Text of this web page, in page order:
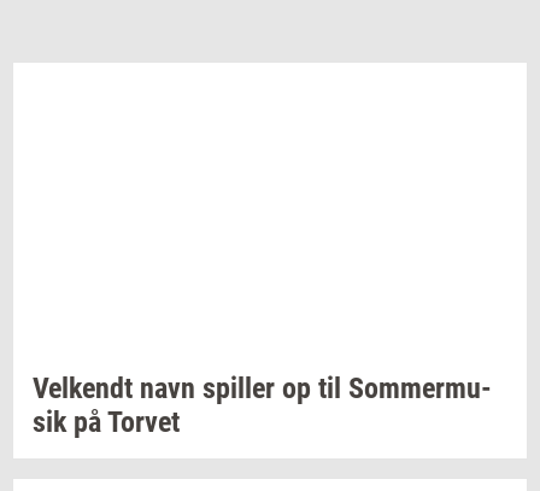
Vel­kendt navn spil­ler op til Som­mer­mu­
sikpåTor­vet